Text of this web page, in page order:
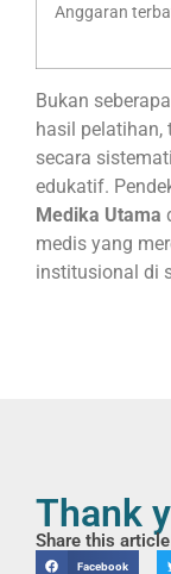
Anggaran
Bukan
hasil pelatihan,
secara
edukatif.
Medika Utama
medis yang
institusional di
Thank
Share this
Facebook